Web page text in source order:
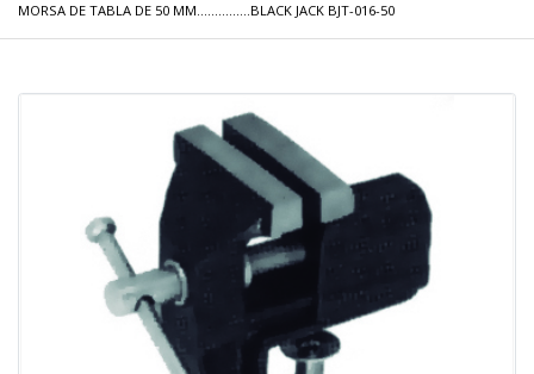
MORSA DE TABLA DE 50 MM……………BLACK JACK BJT-016-50